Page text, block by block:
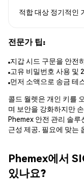
적합 대상 정기적인
전문가 팁:
지갑 시드 구문을 안전
고유 비밀번호 사용 및
먼저 소액으로 송금 테
콜드 월렛은 개인 키를
며 보안을 강화하지만
Phemex 안전 관리 솔루
근성 제공. 필요에 맞는
Phemex에서
있나요?